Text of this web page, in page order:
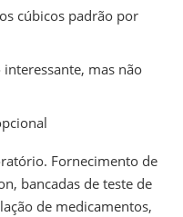
cúbicos padrão por
mas não
Fornecimento de
bancadas de teste de
de medicamentos,